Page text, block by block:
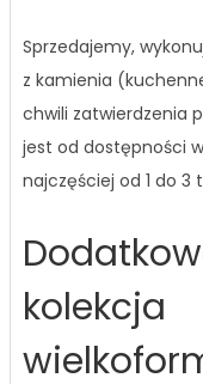
Sprzedajemy,
z kamienia
chwili zatwierdzenia
jest od dostępności
najczęściej od 1 do 3
kolekcja